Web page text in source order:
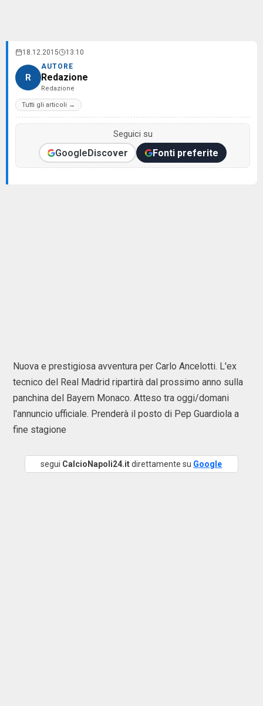
18.12.2015 13:10
R
AUTORE
Redazione
Redazione
Tutti gli articoli →
Seguici su
GoogleDiscover Fonti preferite
Nuova e prestigiosa avventura per Carlo Ancelotti. L'ex
tecnico del Real Madrid ripartirà dal prossimo anno sulla
panchina del Bayern Monaco. Atteso tra oggi/domani
l'annuncio ufficiale. Prenderà il posto di Pep Guardiola a
fine stagione
segui CalcioNapoli24.itdirettamente su Google